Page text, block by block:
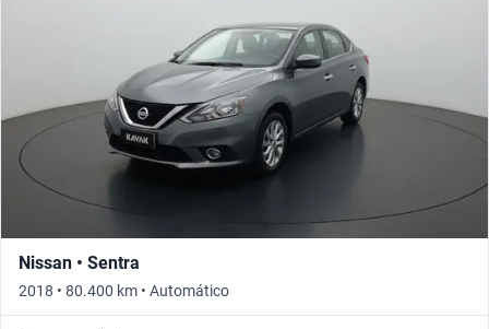
Nissan • Sentra
2018 • 80.400 km • Automático